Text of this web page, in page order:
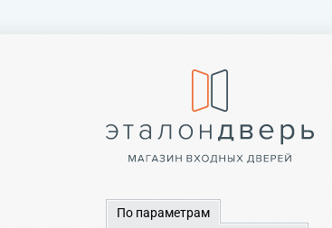
По параметрам